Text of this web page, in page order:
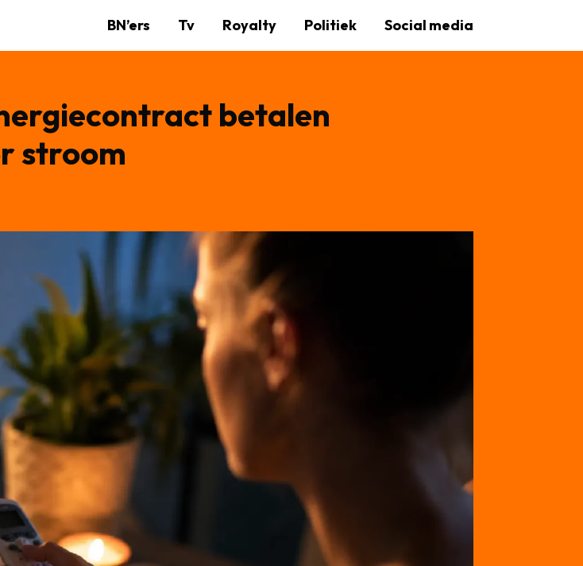
BN’ers Tv Royalty Politiek Social media
betalen
stroom